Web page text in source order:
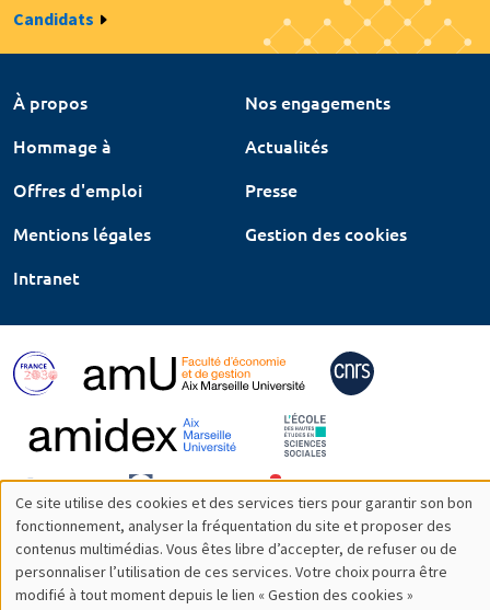
Candidats
À propos
Nos engagements
Hommage à
Actualités
Offres d'emploi
Presse
Mentions légales
Gestion des cookies
Intranet
Utilisation
des
Ce site utilise des cookies et des services tiers pour garantir son bon
fonctionnement, analyser la fréquentation du site et proposer des
contenus multimédias. Vous êtes libre d’accepter, de refuser ou de
personnaliser l’utilisation de ces services. Votre choix pourra être
modifié à tout moment depuis le lien « Gestion des cookies »